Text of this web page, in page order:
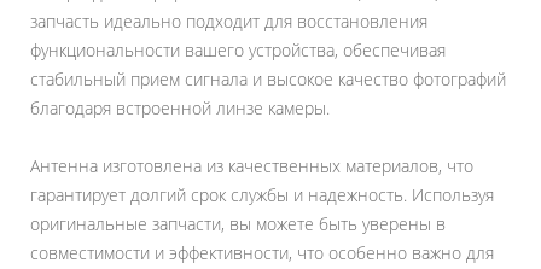
запчасть идеально подходит для восстановления
функциональности вашего устройства, обеспечивая
стабильный прием сигнала и высокое качество фотографий
благодаря встроенной линзе камеры.
Антенна изготовлена из качественных материалов, что
гарантирует долгий срок службы и надежность. Используя
оригинальные запчасти, вы можете быть уверены в
совместимости и эффективности, что особенно важно для